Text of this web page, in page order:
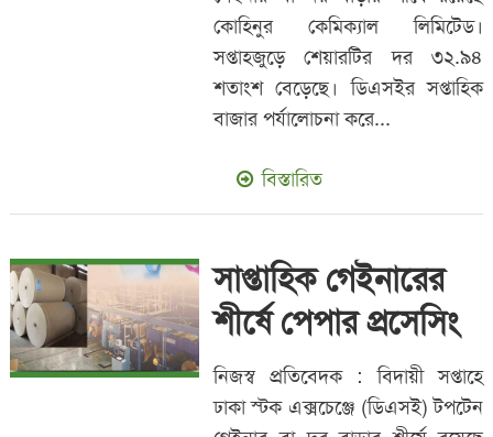
কোহিনুর কেমিক্যাল লিমিটেড।
সপ্তাহজুড়ে শেয়ারটির দর ৩২.৯৪
শতাংশ বেড়েছে। ডিএসইর সপ্তাহিক
বাজার পর্যালোচনা করে...
বিস্তারিত
সাপ্তাহিক গেইনারের
শীর্ষে পেপার প্রসেসিং
নিজস্ব প্রতিবেদক : বিদায়ী সপ্তাহে
ঢাকা স্টক এক্সচেঞ্জে (ডিএসই) টপটেন